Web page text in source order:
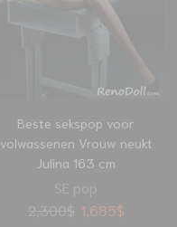
Beste sekspop voor
volwassenen Vrouw neukt
Julina 163 cm
SE pop
2,300$ 1,685$